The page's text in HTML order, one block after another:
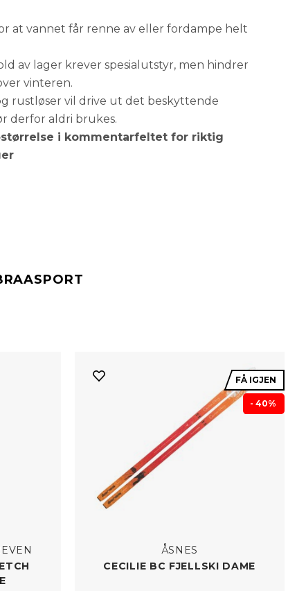
at vannet får renne av eller fordampe helt
av lager krever spesialutstyr, men hindrer
vinteren.
rustløser vil drive ut det beskyttende
derfor aldri brukes.
i kommentarfeltet for riktig
FÅ IGJEN
- 40%
ÅSNES
CECILIE BC FJELLSKI DAME